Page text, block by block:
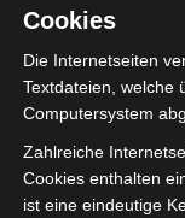
Cookies
Die Internetseiten
Textdateien, welche
Computersystem
Zahlreiche
Cookies enthalten
ist eine eindeutige